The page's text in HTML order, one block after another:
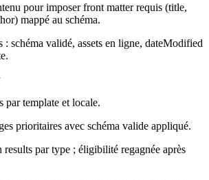
pour imposer front matter requis (title,
mappé au schéma.
: schéma validé, assets en ligne, dateModified
par template et locale.
prioritaires avec schéma valide appliqué.
par type ; éligibilité regagnée après